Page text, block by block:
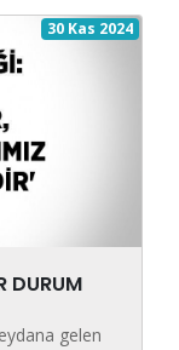
30 Kas 2024
DURUM
gelen